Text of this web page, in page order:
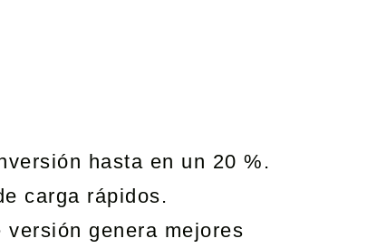
hasta en un 20 %.
carga rápidos.
genera mejores